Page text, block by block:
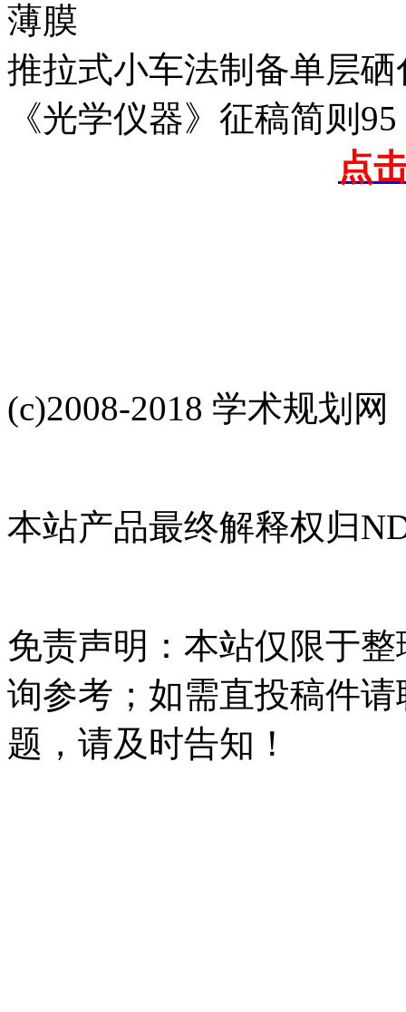
薄膜
推拉式小车法制备单层
《光学仪器》征稿简则95
点
(c)2008-2018 学术规划网
本站产品最终解释权归
免责声明：本站仅限于
询参考；如需直投稿件
题，请及时告知！